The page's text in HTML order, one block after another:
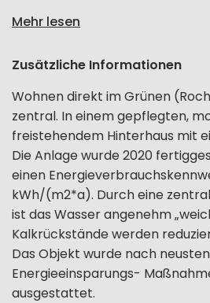
Mehr lesen
Zusätzliche Informationen
Wohnen direkt im Grünen
zentral. In einem gepflegten,
freistehendem Hinterhaus mit
Die Anlage wurde 2020
einen
kWh/(m2*a). Durch eine
ist das Wasser angenehm
Kalkrückstände werden
Das Objekt wurde nach neusten
Energieeinsparungs-
ausgestattet.